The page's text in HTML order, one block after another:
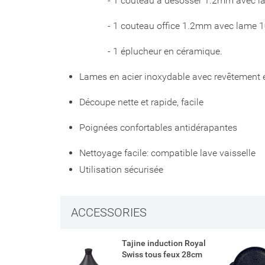
- 1 couteau office 1.2mm avec lame
- 1 éplucheur en céramique.
Lames en acier inoxydable avec revêtement
Découpe nette et rapide, facile
Poignées confortables antidérapantes
Nettoyage facile: compatible lave vaisselle
Utilisation sécurisée
ACCESSORIES
Tajine induction Royal
Swiss tous feux 28cm
Vous devez